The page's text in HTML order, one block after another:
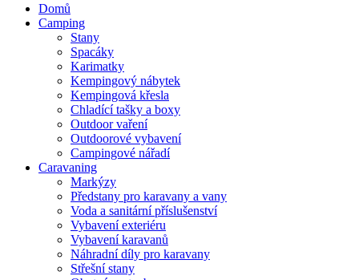
Domů
Camping
Stany
Spacáky
Karimatky
Kempingový nábytek
Kempingová křesla
Chladící tašky a boxy
Outdoor vaření
Outdoorové vybavení
Campingové nářadí
Caravaning
Markýzy
Předstany pro karavany a vany
Voda a sanitární příslušenství
Vybavení exteriéru
Vybavení karavanů
Náhradní díly pro karavany
Střešní stany